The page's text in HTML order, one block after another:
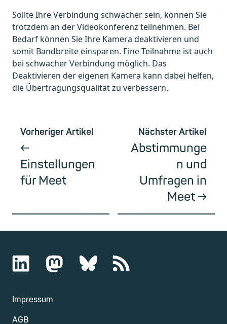
Sollte Ihre Verbindung schwächer sein, können Sie
trotzdem an der Videokonferenz teilnehmen. Bei
Bedarf können Sie Ihre Kamera deaktivieren und
somit Bandbreite einsparen. Eine Teilnahme ist auch
bei schwacher Verbindung möglich. Das
Deaktivieren der eigenen Kamera kann dabei helfen,
die Übertragungsqualität zu verbessern.
Vorheriger Artikel
Einstellungen
für Meet
Nächster Artikel
Abstimmunge
n und
Umfragen in
Meet
Impressum
AGB